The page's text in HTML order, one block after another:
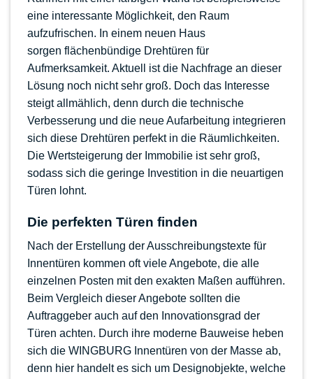
eine interessante Möglichkeit, den Raum
aufzufrischen. In einem neuen Haus
sorgen flächenbündige Drehtüren für
Aufmerksamkeit. Aktuell ist die Nachfrage an dieser
Lösung noch nicht sehr groß. Doch das Interesse
steigt allmählich, denn durch die technische
Verbesserung und die neue Aufarbeitung integrieren
sich diese Drehtüren perfekt in die Räumlichkeiten.
Die Wertsteigerung der Immobilie ist sehr groß,
sodass sich die geringe Investition in die neuartigen
Türen lohnt.
Die perfekten Türen finden
Nach der Erstellung der Ausschreibungstexte für
Innentüren kommen oft viele Angebote, die alle
einzelnen Posten mit den exakten Maßen aufführen.
Beim Vergleich dieser Angebote sollten die
Auftraggeber auch auf den Innovationsgrad der
Türen achten. Durch ihre moderne Bauweise heben
sich die WINGBURG Innentüren von der Masse ab,
denn hier handelt es sich um Designobjekte, welche